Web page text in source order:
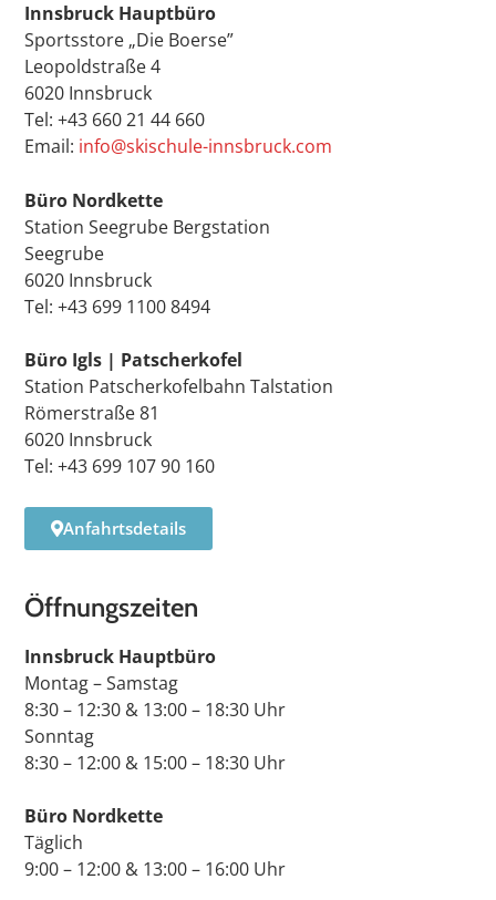
Innsbruck Hauptbüro
Sportsstore „Die Boerse”
Leopoldstraße 4
6020 Innsbruck
Tel: +43 660 21 44 660
Email: info@skischule-innsbruck.com
Büro Nordkette
Station Seegrube Bergstation
Seegrube
6020 Innsbruck
Tel: +43 699 1100 8494
Büro Igls | Patscherkofel
Station Patscherkofelbahn Talstation
Römerstraße 81
6020 Innsbruck
Tel: +43 699 107 90 160
Anfahrtsdetails
Öffnungszeiten
Innsbruck Hauptbüro
Montag – Samstag
8:30 – 12:30 & 13:00 – 18:30 Uhr
Sonntag
8:30 – 12:00 & 15:00 – 18:30 Uhr
Büro Nordkette
Täglich
9:00 – 12:00 & 13:00 – 16:00 Uhr